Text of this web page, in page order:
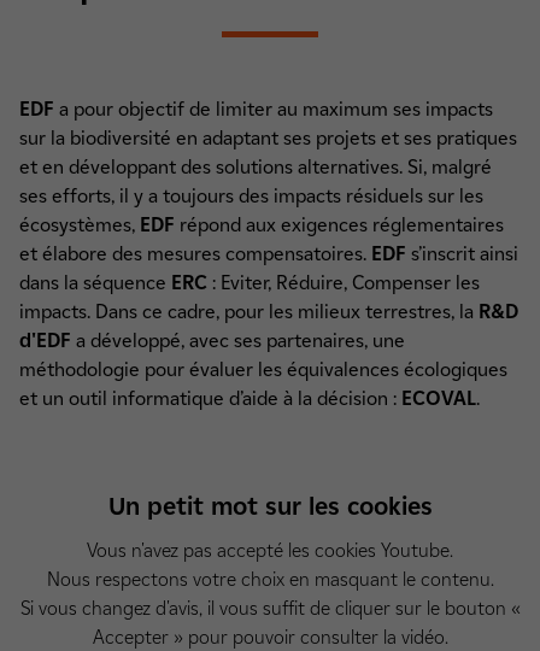
EDF a pour objectif de limiter au maximum ses impacts
sur la biodiversité en adaptant ses projets et ses pratiques
et en développant des solutions alternatives. Si, malgré
ses efforts, il y a toujours des impacts résiduels sur les
écosystèmes, EDF répond aux exigences réglementaires
et élabore des mesures compensatoires. EDF s’inscrit ainsi
dans la séquence ERC : Eviter, Réduire, Compenser les
impacts. Dans ce cadre, pour les milieux terrestres, la R&D
d'EDF a développé, avec ses partenaires, une
méthodologie pour évaluer les équivalences écologiques
et un outil informatique d’aide à la décision : ECOVAL.
Un petit mot sur les cookies
Vous n'avez pas accepté les cookies Youtube.
Nous respectons votre choix en masquant le contenu.
Si vous changez d'avis, il vous suffit de cliquer sur le bouton «
Accepter » pour pouvoir consulter la vidéo.